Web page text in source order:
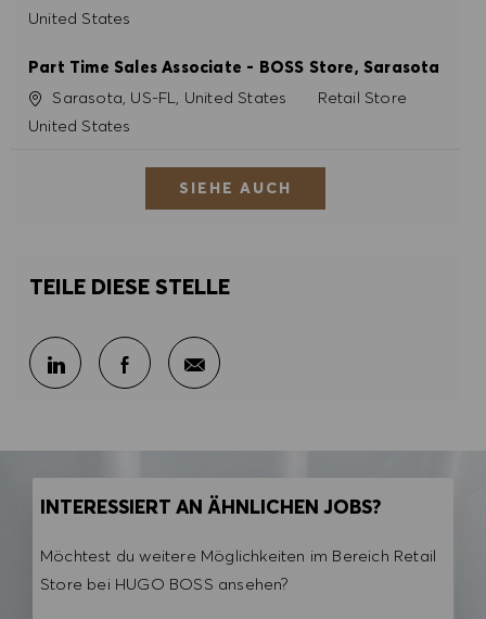
United States
Part Time Sales Associate - BOSS Store, Sarasota
Ort Sarasota, US-FL, United States Kategorie
Retail Store
United States
SIEHE AUCH
TEILE DIESE STELLE
Über LinkedIn teilen
Über Facebook teilen
Per E-Mail teilen
INTERESSIERT AN ÄHNLICHEN JOBS?
Möchtest du weitere Möglichkeiten im Bereich Retail
Store bei HUGO BOSS ansehen?